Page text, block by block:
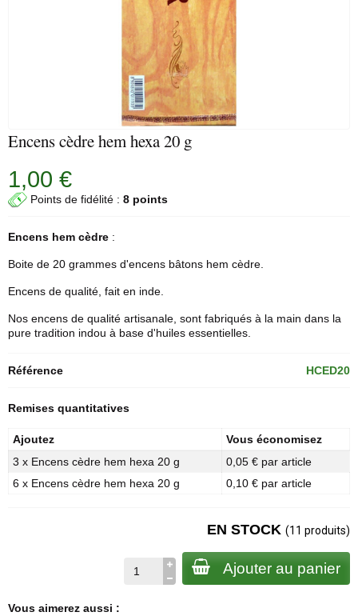
Encens cèdre hem hexa 20 g
1,00 €
Points de fidélité : 8 points
Encens hem cèdre :
Boite de 20 grammes d'encens bâtons hem cèdre.
Encens de qualité, fait en inde.
Nos encens de qualité artisanale, sont fabriqués à la main dans la
pure tradition indou à base d'huiles essentielles.
Référence HCED20
Remises quantitatives
Ajoutez
Vous économisez
3 x Encens cèdre hem hexa 20 g
0,05 € par article
6 x Encens cèdre hem hexa 20 g
0,10 € par article
EN STOCK (11 produits)
Ajouter au panier
Vous aimerez aussi :